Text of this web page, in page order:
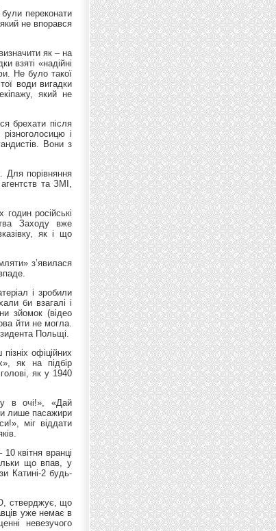
були переконати
не впорався
як – на
взяті «надійні
Не було такої
води вигадки
який не
брехати після
і
Вони з
Для порівняння
та ЗМІ,
російські
Заходу вже
як і що
з’явилася
і зробили
би взагалі і
зйомок (відео
йти не могла.
Польщі.
офіційних
як на підбір
як у 1940
в очі!», «Дай
лише пасажири
міг віддати
квітня вранці
що впав, у
Катині-2 будь-
стверджує, що
уже немає в
невезучого